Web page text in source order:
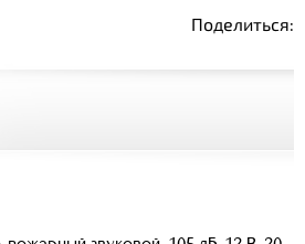
Поделиться: